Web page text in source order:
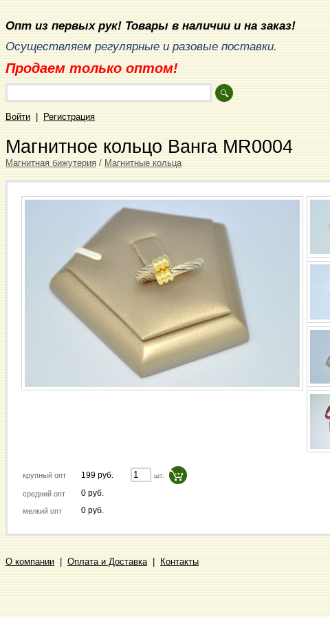
Опт из первых рук! Товары в наличии и на заказ!
Осуществляем регулярные и разовые поставки.
Продаем только оптом!
Войти Регистрация
Магнитное кольцо Ванга MR0004
Магнитная бижутерия / Магнитные кольца
крупный опт 199 руб. шт.
средний опт 0 руб.
мелкий опт 0 руб.
О компании Оплата и Доставка| Контакты